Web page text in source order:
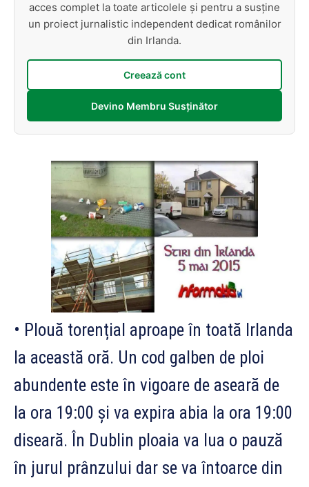
acces complet la toate articolele și pentru a susține
un proiect jurnalistic independent dedicat românilor
din Irlanda.
Creează cont
Devino Membru Susținător
• Plouă torențial aproape în toată Irlanda
la această oră. Un cod galben de ploi
abundente este în vigoare de aseară de
la ora 19:00 și va expira abia la ora 19:00
diseară. În Dublin ploaia va lua o pauză
în jurul prânzului dar se va întoarce din